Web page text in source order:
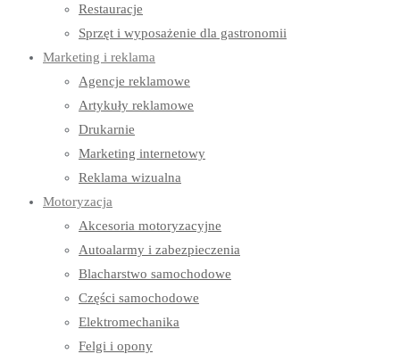
Restauracje
Sprzęt i wyposażenie dla gastronomii
Marketing i reklama
Agencje reklamowe
Artykuły reklamowe
Drukarnie
Marketing internetowy
Reklama wizualna
Motoryzacja
Akcesoria motoryzacyjne
Autoalarmy i zabezpieczenia
Blacharstwo samochodowe
Części samochodowe
Elektromechanika
Felgi i opony